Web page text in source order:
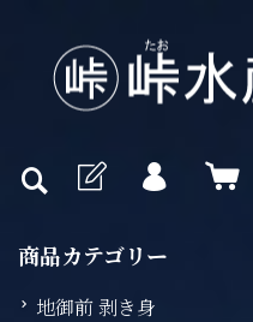
商品カテゴリー
地御前 剥き身